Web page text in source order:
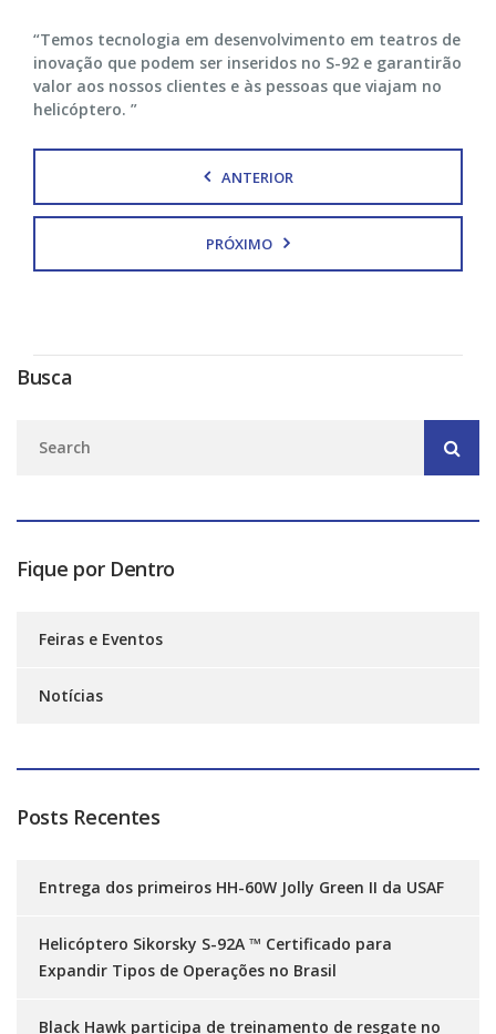
“Temos tecnologia em desenvolvimento em teatros de
inovação que podem ser inseridos no S-92 e garantirão
valor aos nossos clientes e às pessoas que viajam no
helicóptero. ”
ANTERIOR
PRÓXIMO
Busca
Fique por Dentro
Feiras e Eventos
Notícias
Posts Recentes
Entrega dos primeiros HH-60W Jolly Green II da USAF
Helicóptero Sikorsky S-92A ™ Certificado para
Expandir Tipos de Operações no Brasil
Black Hawk participa de treinamento de resgate no